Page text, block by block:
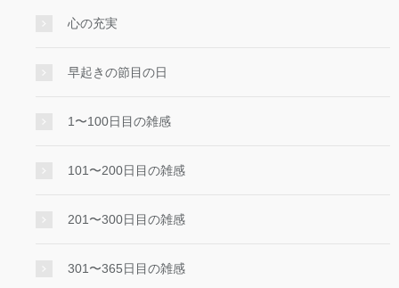
心の充実
早起きの節目の日
1〜100日目の雑感
101〜200日目の雑感
201〜300日目の雑感
301〜365日目の雑感